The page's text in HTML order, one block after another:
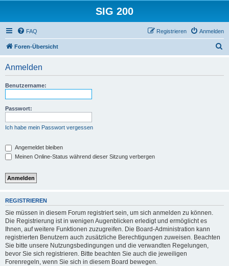
SIG 200
FAQ Anmelden
Registrieren
Foren-Übersicht
Anmelden
Benutzername:
Passwort:
Ich habe mein Passwort vergessen
Angemeldet bleiben
Meinen Online-Status während dieser Sitzung verbergen
REGISTRIEREN
Sie müssen in diesem Forum registriert sein, um sich anmelden zu können.
Die Registrierung ist in wenigen Augenblicken erledigt und ermöglicht es
Ihnen, auf weitere Funktionen zuzugreifen. Die Board-Administration kann
registrierten Benutzern auch zusätzliche Berechtigungen zuweisen. Beachten
Sie bitte unsere Nutzungsbedingungen und die verwandten Regelungen,
bevor Sie sich registrieren. Bitte beachten Sie auch die jeweiligen
Forenregeln, wenn Sie sich in diesem Board bewegen.